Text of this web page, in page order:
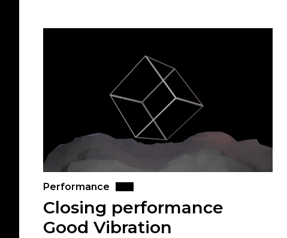
Performance
Closing performance
Good Vibration